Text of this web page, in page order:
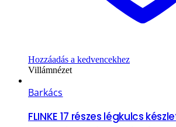
Hozzáadás a kedvencekhez
Villámnézet
Barkács
FLINKE 17 részes légkulcs